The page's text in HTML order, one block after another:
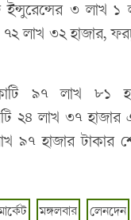
৩ লাখ ১
৭২ লাখ ৩২ হাজার,
৯৭ লাখ ৮১
২৪ লাখ ৩৭ হাজার
৯৭ হাজার টাকার
মঙ্গলবার লেনদেন